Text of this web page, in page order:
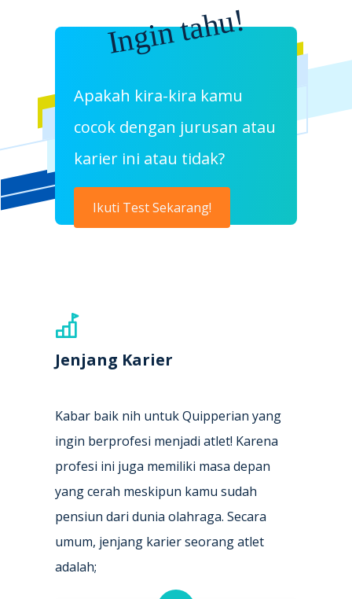
Ingin tahu!
Apakah kira-kira kamu
cocok dengan jurusan atau
karier ini atau tidak?
Ikuti Test Sekarang!
Jenjang Karier
Kabar baik nih untuk Quipperian yang
ingin berprofesi menjadi atlet! Karena
profesi ini juga memiliki masa depan
yang cerah meskipun kamu sudah
pensiun dari dunia olahraga. Secara
umum, jenjang karier seorang atlet
adalah;